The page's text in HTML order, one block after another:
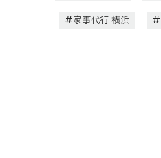
家事代行 横浜